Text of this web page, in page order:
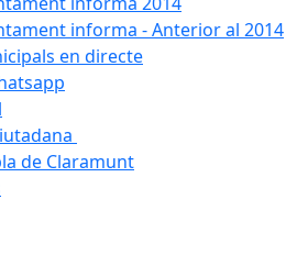
informa - Anterior al 2014
en directe
de Claramunt